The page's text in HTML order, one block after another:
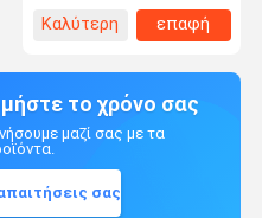
Καλύτερη
επαφή
το χρόνο σας
μαζί σας με τα
σας